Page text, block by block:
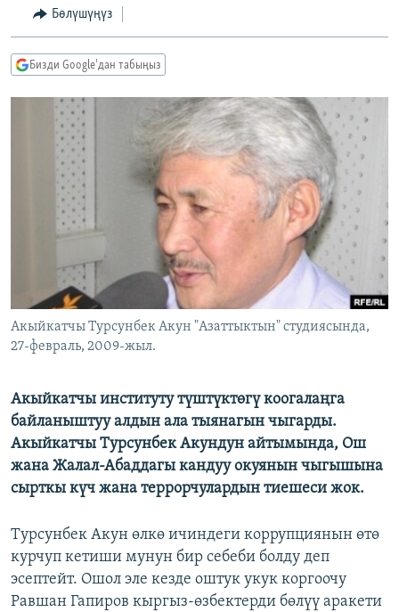
БҮГҮН АЗАТТЫКТА
БИЗ ЖАНА ДҮЙНӨ
ДАНИСТЕ
ЭЖЕ-СИҢДИЛЕР
АЗАТТЫК+
ЫҢГАЙСЫЗ СУРООЛОР
ПОДКАСТ
ӨЗГӨЧӨ ПИКИР
ОНЛАЙН ШЕРИНЕ
ЭЕ/АРнун бардык сайттары
Бөлүшүңүз
Бизди Google'дан табыңыз
Акыйкатчы Турсунбек Акун "Азаттыктын" студиясында,
27-февраль, 2009-жыл.
Акыйкатчы институту түштүктөгү коогалаңга
байланыштуу алдын ала тыянагын чыгарды.
Акыйкатчы Турсунбек Акундун айтымында, Ош
жана Жалал-Абаддагы кандуу окуянын чыгышына
сырткы күч жана террорчулардын тиешеси жок.
Турсунбек Акун өлкө ичиндеги коррупциянын өтө
курчуп кетиши мунун бир себеби болду деп
эсептейт. Ошол эле кезде оштук укук коргоочу
Равшан Гапиров кыргыз-өзбектерди бөлүү аракети